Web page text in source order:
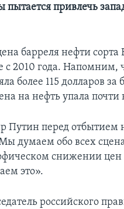
пытается привлечь
барреля нефти сорта
2010 года. Напомним,
более 115 долларов
на нефть упала почти
Путин перед отбытием
думаем обо всех
снижении цен
это».
российского